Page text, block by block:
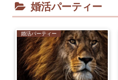
婚活パーティー
婚活パーティー